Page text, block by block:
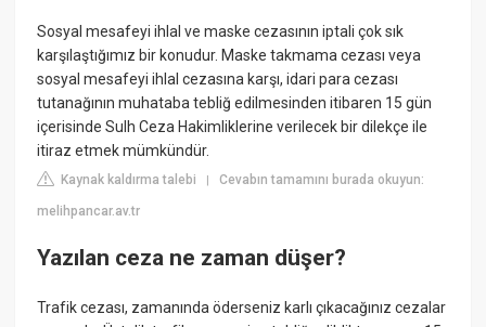
Sosyal mesafeyi ihlal ve maske cezasının iptali çok sık
karşılaştığımız bir konudur. Maske takmama cezası veya
sosyal mesafeyi ihlal cezasına karşı, idari para cezası
tutanağının muhataba tebliğ edilmesinden itibaren 15 gün
içerisinde Sulh Ceza Hakimliklerine verilecek bir dilekçe ile
itiraz etmek mümkündür.
Kaynak kaldırma talebi |Cevabın tamamını burada okuyun:
melihpancar.av.tr
Yazılan ceza ne zaman düşer?
Trafik cezası, zamanında öderseniz karlı çıkacağınız cezalar